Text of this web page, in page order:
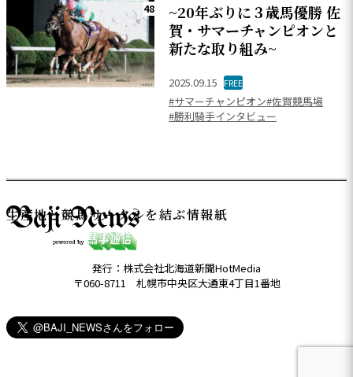
48
~20年ぶりに３歳馬優勝 佐
賀・サマーチャンピオンと
新たな取り組み~
2025.09.15 FREE
#サマーチャンピオン#佐賀競馬場
#勝利騎手インタビュー
生産地と競馬サークルを結ぶ情報紙
発行：株式会社北海道新聞HotMedia
〒060-8711 札幌市中央区大通東4丁目1番地